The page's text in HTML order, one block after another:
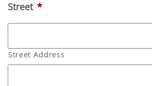
Street *
Street Address